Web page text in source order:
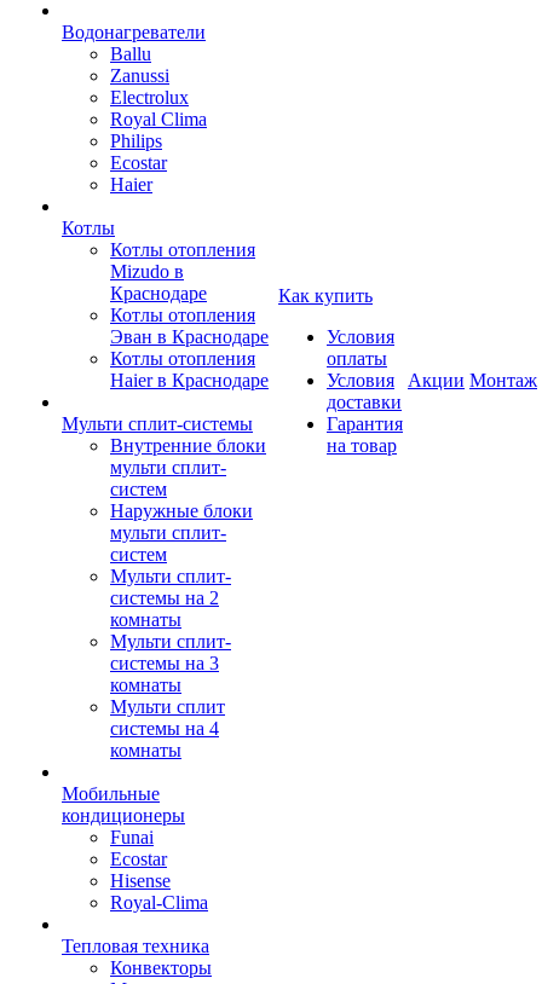
Водонагреватели
Ballu
Zanussi
Electrolux
Royal Clima
Philips
Ecostar
Haier
Котлы
Котлы отопления
Mizudo в
Краснодаре
Котлы отопления
Эван в Краснодаре
Котлы отопления
Haier в Краснодаре
Мульти сплит-системы
Внутренние блоки
мульти сплит-
систем
Наружные блоки
мульти сплит-
систем
Мульти сплит-
системы на 2
комнаты
Мульти сплит-
системы на 3
комнаты
Мульти сплит
системы на 4
комнаты
Мобильные
кондиционеры
Funai
Ecostar
Hisense
Royal-Clima
Тепловая техника
Конвекторы
Как купить
Условия
оплаты
Условия
доставки
Гарантия
на товар
Акции Монтаж